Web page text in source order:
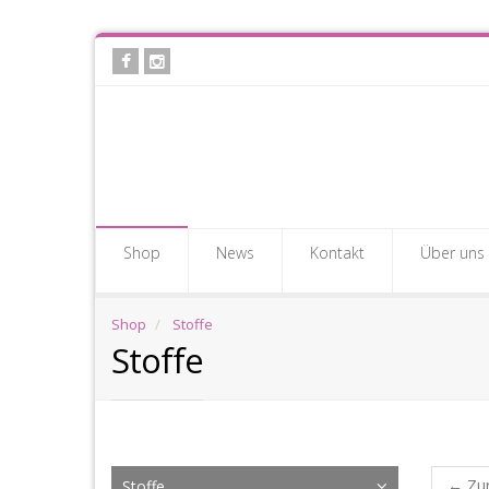
Skip
Shop News Kontakt Über uns
Shop Stoffe
Stoffe